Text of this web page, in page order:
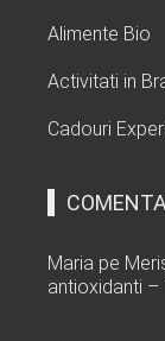
Alimente Bio
Activitati in
Cadouri
Maria pe
antioxidanti –